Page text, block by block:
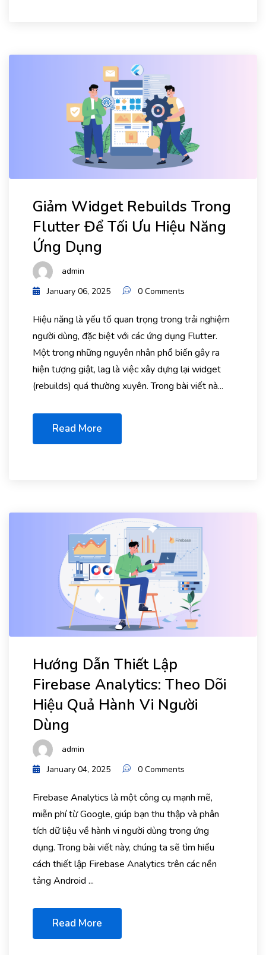
Giảm Widget Rebuilds Trong
Flutter Để Tối Ưu Hiệu Năng
Ứng Dụng
admin
January 06, 2025
0 Comments
Hiệu năng là yếu tố quan trọng trong trải nghiệm
người dùng, đặc biệt với các ứng dụng Flutter.
Một trong những nguyên nhân phổ biến gây ra
hiện tượng giật, lag là việc xây dựng lại widget
(rebuilds) quá thường xuyên. Trong bài viết nà...
Read More
Hướng Dẫn Thiết Lập
Firebase Analytics: Theo Dõi
Hiệu Quả Hành Vi Người
Dùng
admin
January 04, 2025
0 Comments
Firebase Analytics là một công cụ mạnh mẽ,
miễn phí từ Google, giúp bạn thu thập và phân
tích dữ liệu về hành vi người dùng trong ứng
dụng. Trong bài viết này, chúng ta sẽ tìm hiểu
cách thiết lập Firebase Analytics trên các nền
tảng Android ...
Read More